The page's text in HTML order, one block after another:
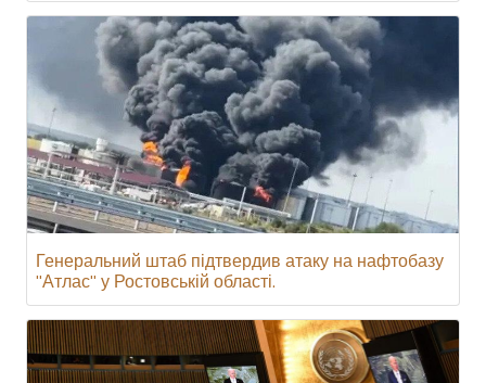
Генеральний штаб підтвердив атаку на нафтобазу
"Атлас" у Ростовській області.